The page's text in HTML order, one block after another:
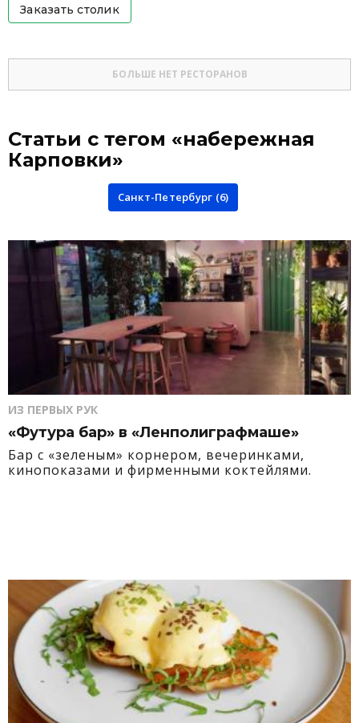
Заказать столик
БОЛЬШЕ НЕТ РЕСТОРАНОВ
Статьи с тегом «набережная
Карповки»
Санкт-Петербург (6)
ИЗ ПЕРВЫХ РУК
«Футура бар» в «Ленполиграфмаше»
Бар с «зеленым» корнером, вечеринками,
кинопоказами и фирменными коктейлями.